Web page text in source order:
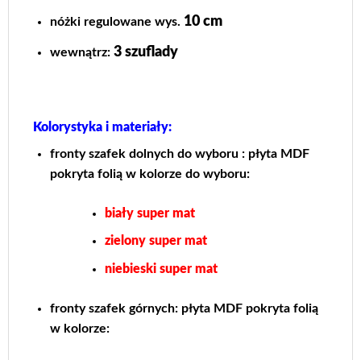
nóżki regulowane wys. 10 cm
wewnątrz: 3 szuflady
Kolorystyka i materiały:
fronty szafek dolnych do wyboru : płyta MDF
pokryta folią w kolorze do wyboru:
biały super mat
zielony super mat
niebieski super mat
fronty szafek górnych: płyta MDF pokryta folią
w kolorze: